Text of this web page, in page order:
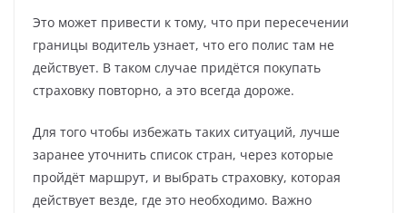
Это может привести к тому, что при пересечении
границы водитель узнает, что его полис там не
действует. В таком случае придётся покупать
страховку повторно, а это всегда дороже.
Для того чтобы избежать таких ситуаций, лучше
заранее уточнить список стран, через которые
пройдёт маршрут, и выбрать страховку, которая
действует везде, где это необходимо. Важно